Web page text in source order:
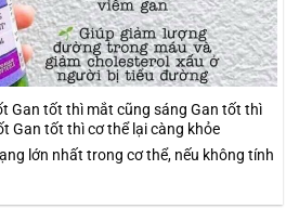
Gan tốt thì mắt cũng sáng Gan tốt thì
Gan tốt thì cơ thể lại càng khỏe
lớn nhất trong cơ thể, nếu không tính